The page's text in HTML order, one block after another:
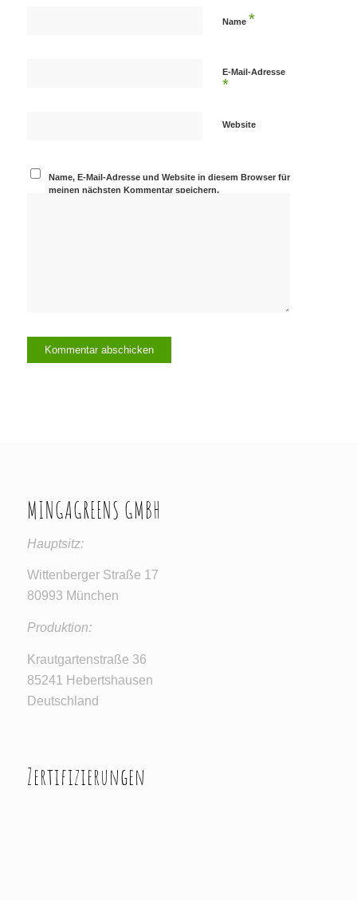
Name *
E-Mail-Adresse
*
Website
Name, E-Mail-Adresse und Website in diesem Browser für
meinen nächsten Kommentar speichern.
MINGAGREENS GMBH
Hauptsitz:
Wittenberger Straße 17
80993 München
Produktion:
Krautgartenstraße 36
85241 Hebertshausen
Deutschland
Zertifizierungen